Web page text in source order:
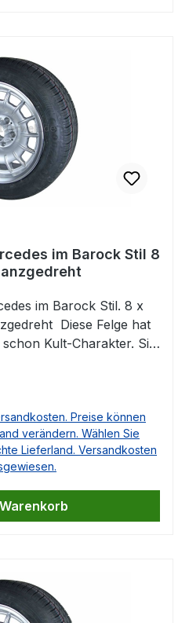
passen und können
Diese Felgen passen
Mercedes TYP 107
TYP 108Mercedes TYP
TYP111Mercedes
113Mercedes TYP
TYP
TYP 126 Falls
im Barock Stil 8
im Barock Stil. 8 x
Diese Felge hat
Kult-Charakter. Sie
Die Lieferung erfolgt
ohne Radschrauben
finden Sie unten
Technische Daten:
Mittenloch 66,6
originalen Mittenkappen
TYP
TYP111Mercedes
Preise können
verändern. Wählen Sie
Lieferland. Versandkosten